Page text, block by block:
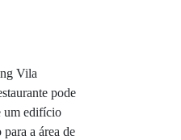
Vila
pode
um edifício
a área de